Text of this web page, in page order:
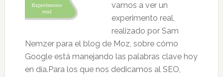
vamos a ver un
experimento real,
realizado por Sam
Nemzer para el blog de Moz, sobre cómo
Google está manejando las palabras clave hoy
en día.Para los que nos dedicamos al SEO,